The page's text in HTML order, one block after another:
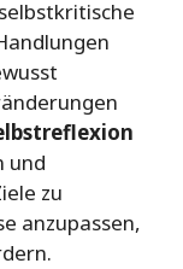
und
zu
anzupassen,